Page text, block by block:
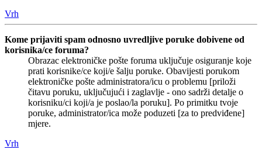
Vrh
Kome prijaviti spam odnosno uvredljive poruke dobivene od
korisnika/ce foruma?
Obrazac elektroničke pošte foruma uključuje osiguranje koje
prati korisnike/ce koji/e šalju poruke. Obavijesti porukom
elektroničke pošte administratora/icu o problemu [priloži
čitavu poruku, uključujući i zaglavlje - ono sadrži detalje o
korisniku/ci koji/a je poslao/la poruku]. Po primitku tvoje
poruke, administrator/ica može poduzeti [za to predviđene]
mjere.
Vrh